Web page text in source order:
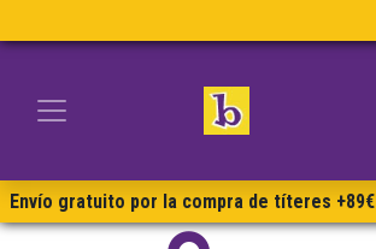
Envío gratuito por la compra de títeres +89€